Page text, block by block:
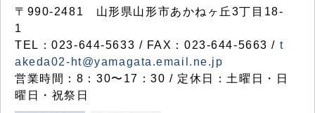
〒990-2481 山形県山形市あかねヶ丘3丁目18-
1
TEL：023-644-5633 / FAX：023-644-5663 / t
akeda02-ht@yamagata.email.ne.jp
営業時間：8：30〜17：30 / 定休日：土曜日・日
曜日・祝祭日